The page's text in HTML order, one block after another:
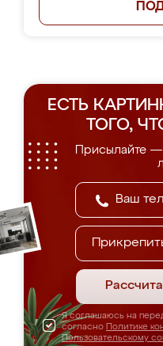
ЕСТЬ
ТОГО,
Присылайте
Я соглашаюсь на
согласно Политике
Пользовательскому